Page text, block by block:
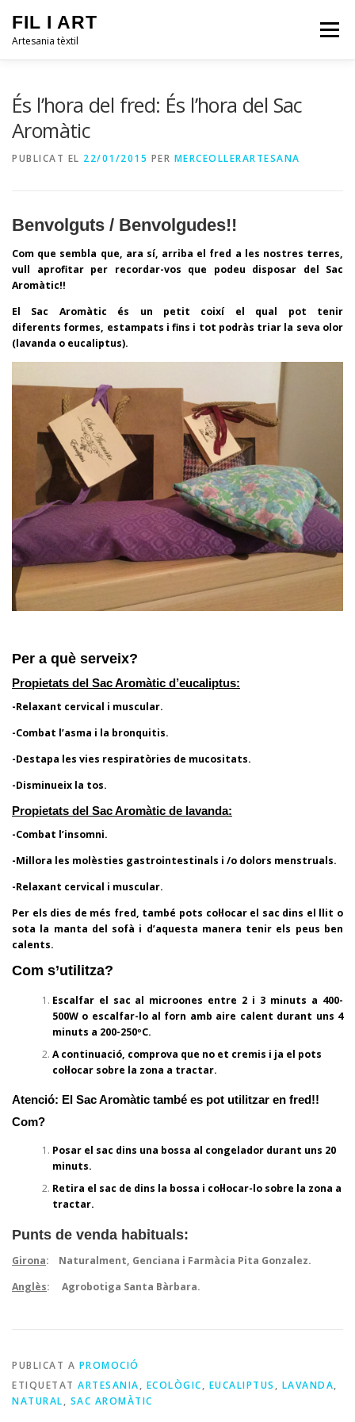
FIL I ART
Artesania tèxtil
Menú
És l’hora del fred: És l’hora del Sac
Aromàtic
PUBLICAT EL 22/01/2015 PER MERCEOLLERARTESANA
Benvolguts / Benvolgudes!!
Com que sembla que, ara sí, arriba el fred a les nostres terres,
vull aprofitar per recordar-vos que podeu disposar del Sac
Aromàtic!!
El Sac Aromàtic és un petit coixí el qual pot tenir
diferents formes, estampats i fins i tot podràs triar la seva olor
(lavanda o eucaliptus).
Per a què serveix?
Propietats del Sac Aromàtic d’eucaliptus:
-Relaxant cervical i muscular.
-Combat l’asma i la bronquitis.
-Destapa les vies respiratòries de mucositats.
-Disminueix la tos.
Propietats del Sac Aromàtic de lavanda:
-Combat l’insomni.
-Millora les molèsties gastrointestinals i /o dolors menstruals.
-Relaxant cervical i muscular.
Per els dies de més fred, també pots col·locar el sac dins el llit o
sota la manta del sofà i d’aquesta manera tenir els peus ben
calents.
Com s’utilitza?
Escalfar el sac al microones entre 2 i 3 minuts a 400-
500W o escalfar-lo al forn amb aire calent durant uns 4
minuts a 200-250ºC.
A continuació, comprova que no et cremis i ja el pots
col·locar sobre la zona a tractar.
Atenció: El Sac Aromàtic també es pot utilitzar en fred!!
Com?
Posar el sac dins una bossa al congelador durant uns 20
minuts.
Retira el sac de dins la bossa i col·locar-lo sobre la zona a
tractar.
Punts de venda habituals:
Girona: Naturalment, Genciana i Farmàcia Pita Gonzalez.
Anglès: Agrobotiga Santa Bàrbara.
PUBLICAT A PROMOCIÓ
ETIQUETAT ARTESANIA, ECOLÒGIC, EUCALIPTUS , LAVANDA,
NATURAL, SAC AROMÀTIC